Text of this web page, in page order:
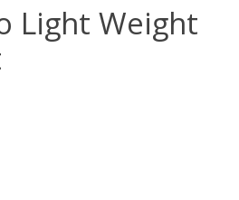
Light Weight
product is